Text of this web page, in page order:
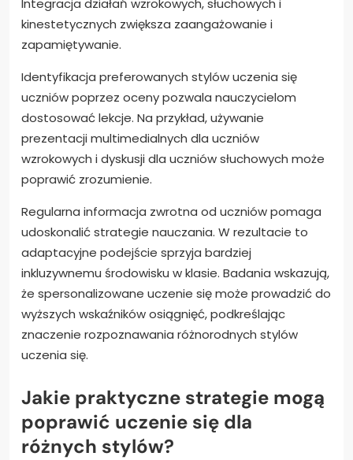
Integracja działań wzrokowych, słuchowych i
kinestetycznych zwiększa zaangażowanie i
zapamiętywanie.
Identyfikacja preferowanych stylów uczenia się
uczniów poprzez oceny pozwala nauczycielom
dostosować lekcje. Na przykład, używanie
prezentacji multimedialnych dla uczniów
wzrokowych i dyskusji dla uczniów słuchowych może
poprawić zrozumienie.
Regularna informacja zwrotna od uczniów pomaga
udoskonalić strategie nauczania. W rezultacie to
adaptacyjne podejście sprzyja bardziej
inkluzywnemu środowisku w klasie. Badania wskazują,
że spersonalizowane uczenie się może prowadzić do
wyższych wskaźników osiągnięć, podkreślając
znaczenie rozpoznawania różnorodnych stylów
uczenia się.
Jakie praktyczne strategie mogą
poprawić uczenie się dla
różnych stylów?